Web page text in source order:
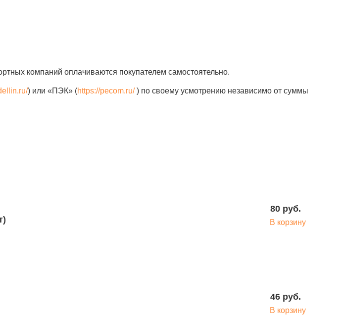
компаний оплачиваются покупателем самостоятельно.
) или «ПЭК» (https://pecom.ru/) по своему усмотрению независимо от суммы
80 руб.
В корзину
46 руб.
В корзину